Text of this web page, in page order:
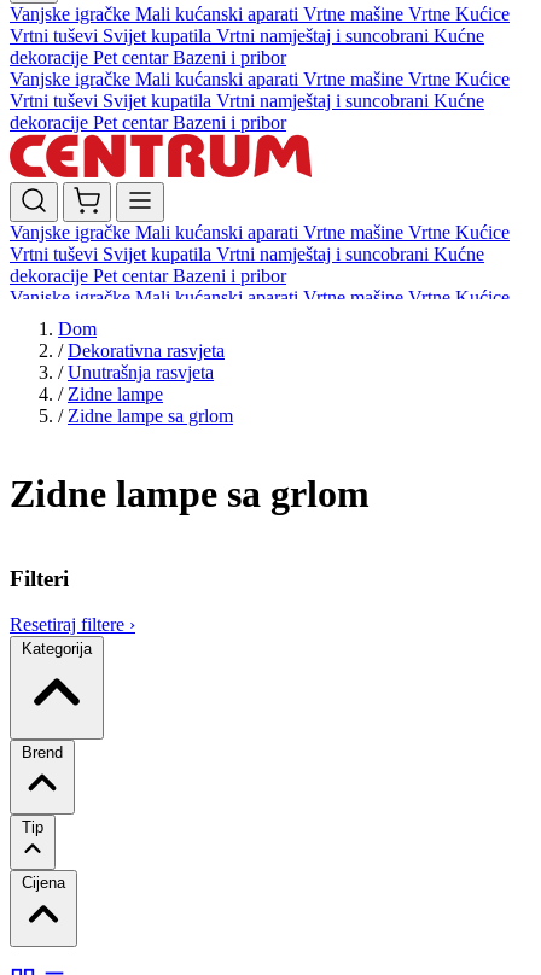
Vanjske igračke Mali kućanski aparati Vrtne mašine Vrtne Kućice
Vrtni tuševi Svijet kupatila Vrtni namještaj i suncobrani Kućne
dekoracije Pet centarBazeni i pribor
Vanjske igračke Mali kućanski aparati Vrtne mašine Vrtne Kućice
Vrtni tuševi Svijet kupatila Vrtni namještaj i suncobrani Kućne
dekoracije Pet centarBazeni i pribor
Vanjske igračke Mali kućanski aparati Vrtne mašine Vrtne Kućice
Vrtni tuševi Svijet kupatila Vrtni namještaj i suncobrani Kućne
dekoracije Pet centarBazeni i pribor
Vanjske igračke Mali kućanski aparati Vrtne mašine Vrtne Kućice
Vrtni tuševi
dekoracijePet centar Bazeni i pribor
Dom
/ Dekorativna rasvjeta
/ Unutrašnja rasvjeta
/ Zidne lampe
/ Zidne lampe sa grlom
Zidne lampe sa grlom
Filteri
Resetiraj filtere ›
Kategorija
Brend
Tip
Cijena